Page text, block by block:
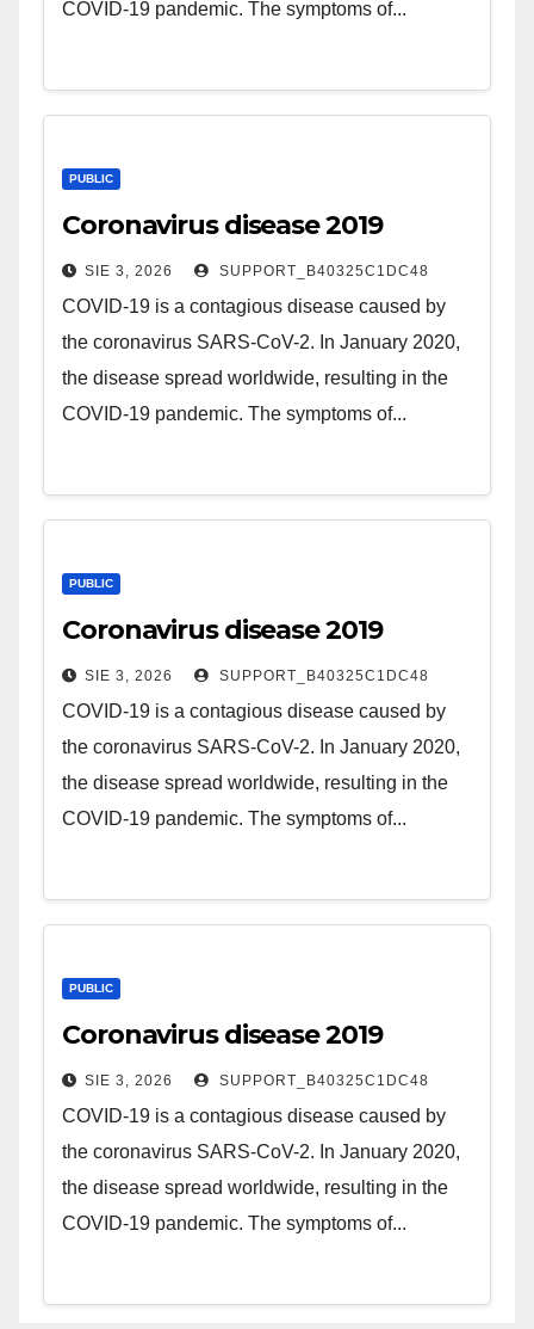
COVID-19 pandemic. The symptoms of...
PUBLIC
Coronavirus disease 2019
SIE 3, 2026 SUPPORT_B40325C1DC48
COVID-19 is a contagious disease caused by
the coronavirus SARS-CoV-2. In January 2020,
the disease spread worldwide, resulting in the
COVID-19 pandemic. The symptoms of...
PUBLIC
Coronavirus disease 2019
SIE 3, 2026 SUPPORT_B40325C1DC48
COVID-19 is a contagious disease caused by
the coronavirus SARS-CoV-2. In January 2020,
the disease spread worldwide, resulting in the
COVID-19 pandemic. The symptoms of...
PUBLIC
Coronavirus disease 2019
SIE 3, 2026 SUPPORT_B40325C1DC48
COVID-19 is a contagious disease caused by
the coronavirus SARS-CoV-2. In January 2020,
the disease spread worldwide, resulting in the
COVID-19 pandemic. The symptoms of...